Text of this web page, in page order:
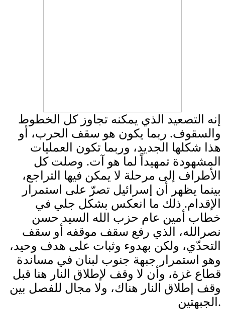
إنه التصعيد الذي يمكنه تجاوز كل الخطوط
والسقوف. ربما يكون هو سقف الحرب، أو
هذا شكلها الجديد، وربما تكون العمليات
المشهودة تمهيداً لما هو آت. وصلت كل
الأطراف إلى مرحلة لا يمكن فيها التراجع،
بينما يظهر أن إسرائيل تصرّ على استمرار
الإقدام. ذلك ما انعكس بشكل جلي في
خطاب أمين عام حزب الله السيد حسن
نصرالله، الذي رفع سقف موقفه أو سقف
التحدّي، ولكن بهدوء وثبات على هدف وحيد،
وهو استمرار جبهة جنوب لبنان في مساندة
قطاع غزة، وأن لا وقف لإطلاق النار هنا قبل
وقف إطلاق النار هناك، ولا مجال للفصل بين
الجبهتين.